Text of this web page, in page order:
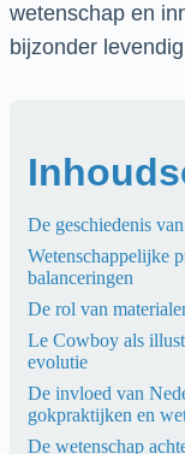
wetenschap en
bijzonder
De geschiedenis
Wetenschappelijke
balanceringen
De rol van
Le Cowboy als
evolutie
De invloed van
gokpraktijken en
De wetenschap